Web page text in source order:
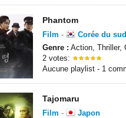
Phantom
Film -
Corée du sud
Genre : Action, Thriller,
2 votes:
Aucune playlist - 1
Tajomaru
Film -
Japon